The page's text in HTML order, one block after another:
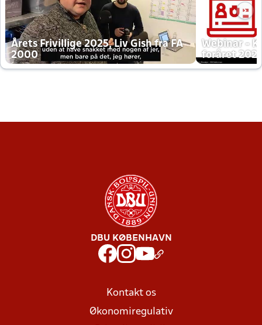
Årets Frivillige 2025, Liv Gish fra FA
2000
Webinar -
foråret
DBU KØBENHAVN
Kontakt os
Økonomiregulativ